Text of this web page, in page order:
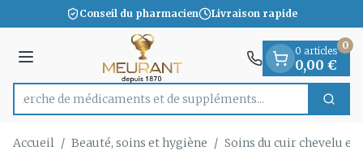
Aller au contenu
1 de 1
Conseil du pharmacien Livraison rapide
Menu
Rechercher
Recherche de médicaments et de s
0 articles
0,00 €
0
Accueil / Beauté, soins et hygiène / Soins du cuir chevelu et